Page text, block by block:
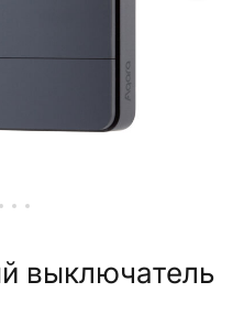
выключатель